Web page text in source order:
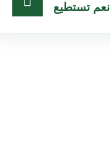
نعم تستطيع